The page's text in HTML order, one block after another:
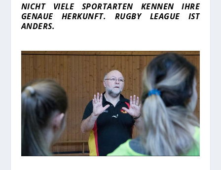
NICHT VIELE SPORTARTEN KENNEN IHRE
GENAUE HERKUNFT. RUGBY LEAGUE IST
ANDERS.